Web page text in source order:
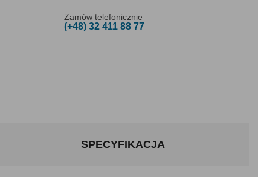
Zamów telefonicznie
(+48) 32 411 88 77
SPECYFIKACJA